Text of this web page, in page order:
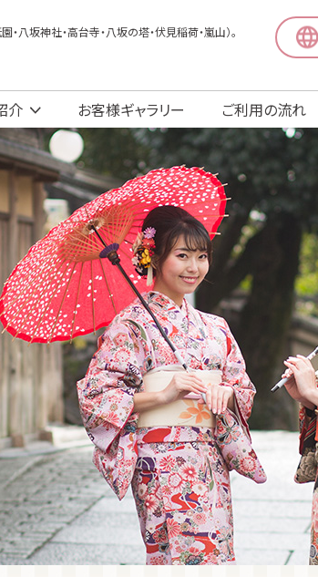
八坂神社・高台寺・八坂の塔・伏見稲荷・嵐山）。
介 お客様ギャラリー ご利用の流れ